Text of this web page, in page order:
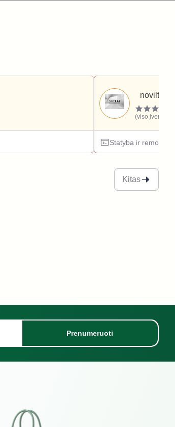
novilt.lt
(viso
Statyba ir remontas
Kitas
Prenumeruoti